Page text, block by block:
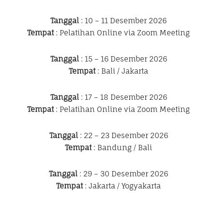
Tanggal : 10 – 11 Desember 2026
Tempat: Pelatihan Online via Zoom Meeting
Tanggal: 15 – 16 Desember 2026
Tempat: Bali / Jakarta
Tanggal: 17 – 18 Desember 2026
Tempat: Pelatihan Online via Zoom Meeting
Tanggal: 22 – 23 Desember 2026
Tempat: Bandung / Bali
Tanggal : 29 – 30 Desember 2026
Tempat: Jakarta / Yogyakarta